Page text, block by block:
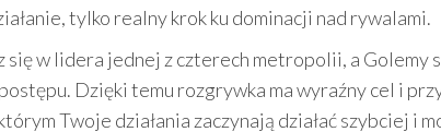
tylko realny krok ku dominacji nad rywalami.
się w lidera jednej z czterech metropolii, a Golemy
Dzięki temu rozgrywka ma wyraźny cel i
Twoje działania zaczynają działać szybciej i